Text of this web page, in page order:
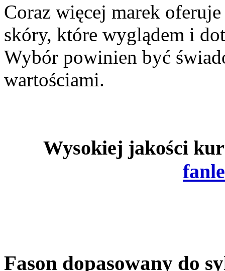
Coraz więcej marek
skóry, które wyglądem i
Wybór powinien być
wartościami.
Wysokiej jakości
Fason dopasowany do